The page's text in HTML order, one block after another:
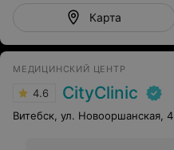
Карта
МЕДИЦИНСКИЙ ЦЕНТР
4.6 CityClinic
Витебск, ул. Новооршанская, 4